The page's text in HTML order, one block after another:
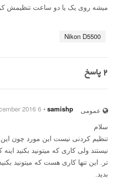
میشه روی یک یا دو ساعت تنظیمش
Nikon D5500
2 پاسخ
عمومی samishp
⋅
6 December 2016
سلام
تنظیم کردنی نیست این مورد چون
نیستند ولی کاری که میتونید بکنید
تر. این تنها کاری هست که میتونید
بدید.